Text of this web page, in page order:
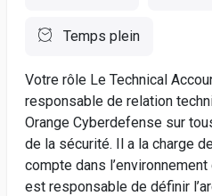
Temps plein
Votre rôle Le Technical
responsable de relation
Orange Cyberdefense sur
de la sécurité. Il a la charge
compte dans
est responsable de définir